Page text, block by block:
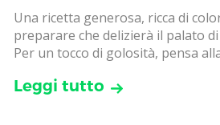
Una ricetta generosa, ricca di
preparare che delizierà il palato
Per un tocco di golosità, pensa
Leggi tutto